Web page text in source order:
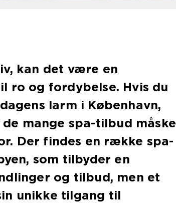
kan det være en
ro og fordybelse. Hvis du
larm i København,
mange spa-tilbud måske
Der findes en række spa-
som tilbyder en
og tilbud, men et
unikke tilgang til